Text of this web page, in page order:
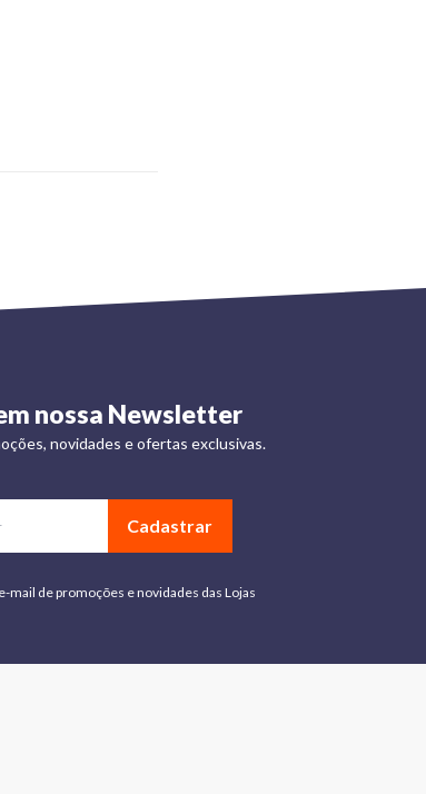
nossa Newsletter
novidades e ofertas exclusivas.
Cadastrar
de promoções e novidades das Lojas